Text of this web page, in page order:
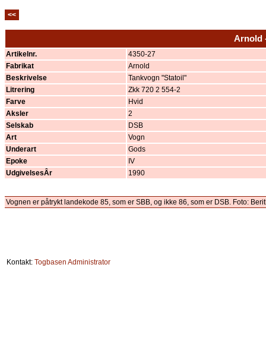
<<
Arnold
Artikelnr.
4350-27
Fabrikat
Arnold
Beskrivelse
Tankvogn "Statoil"
Litrering
Zkk 720 2 554-2
Farve
Hvid
Aksler
2
Selskab
DSB
Art
Vogn
Underart
Gods
Epoke
IV
UdgivelsesÂr
1990
Vognen er påtrykt landekode 85, som er SBB, og ikke 86, som er DSB. Foto:
Kontakt: Togbasen Administrator